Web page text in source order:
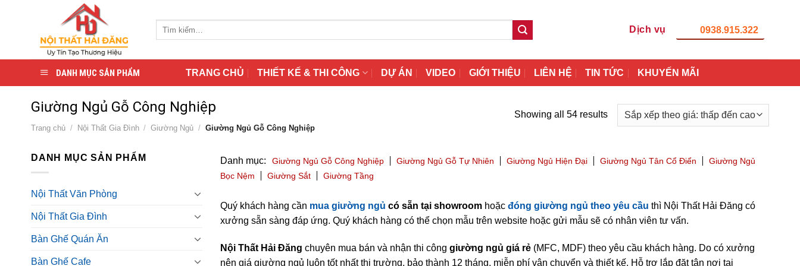
Dịch vụ 0938.915.322
DANH MỤC SẢN PHẨM TRANG CHỦ THIẾT KẾ & THI CÔNG DỰ ÁN VIDEO GIỚI THIỆU LIÊN HỆ TIN TỨC KHUYẾN MÃI
Giường Ngủ Gỗ Công Nghiệp
Trang chủ / Nội Thất Gia Đình / Giường Ngủ / Giường Ngủ Gỗ Công Nghiệp
Showing all 54 results
DANH MỤC SẢN PHẨM
Nội Thất Văn Phòng
Nội Thất Gia Đình
Bàn Ghế Quán Ăn
Bàn Ghế Cafe
Danh mục: Giường Ngủ Gỗ Công Nghiệp Giường Ngủ Gỗ Tự Nhiên Giường Ngủ Hiện Đại Giường Ngủ Tân Cổ Điển
Giường Ngủ
Bọc Nệm
Giường Sắt Giường Tầng
Quý khách hàng cần mua giường ngủ có sẵn tại showroomhoặc đóng giường ngủ theo yêu cầu thì Nội Thất Hải Đăng có
xưởng sẵn sàng đáp ứng. Quý khách hàng có thể chọn mẫu trên website hoặc gửi mẫu sẽ có nhân viên tư vấn.
Nội Thất Hải Đăng chuyên mua bán và nhận thi công giường ngủ giá rẻ(MFC, MDF) theo yêu cầu khách hàng. Do có xưởng
nên giá giường ngủ luôn tốt nhất thị trường, bảo thành 12 tháng, miễn phí vận chuyển và thiết kế. Hỗ trợ lắp đặt tận nơi tại